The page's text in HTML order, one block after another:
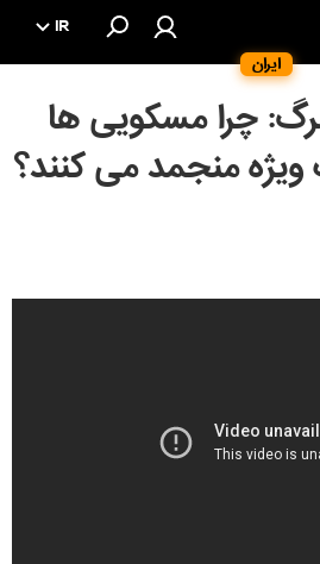
ایران
IR
چرا مسکویی ها
منجمد می کنند؟